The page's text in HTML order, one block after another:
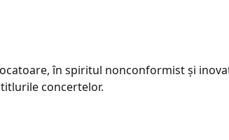
în spiritul nonconformist și
concertelor.